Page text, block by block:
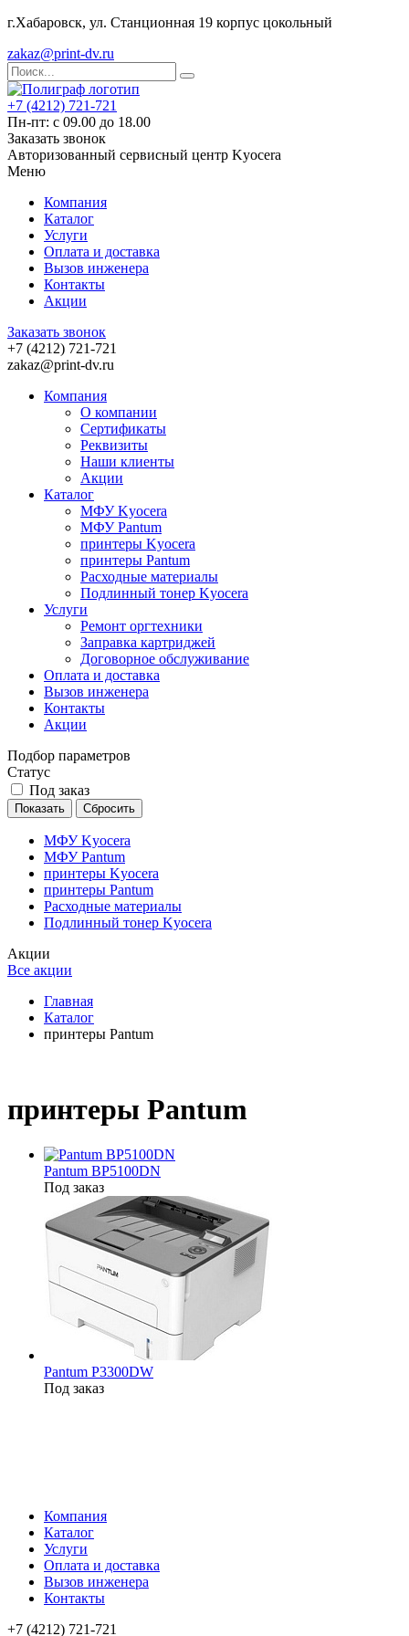
г.Хабаровск, ул. Станционная 19 корпус цокольный
zakaz@print-dv.ru
+7 (4212) 721-721
Пн-пт: с 09.00 до 18.00
Заказать звонок
Авторизованный сервисный центр Kyocera
Меню
Компания
Каталог
Услуги
Оплата и доставка
Вызов инженера
Контакты
Акции
Заказать звонок
+7 (4212) 721-721
zakaz@print-dv.ru
Компания
О компании
Сертификаты
Реквизиты
Наши клиенты
Акции
Каталог
МФУ Kyocera
МФУ Pantum
принтеры Kyocera
принтеры Pantum
Расходные материалы
Подлинный тонер Kyocera
Услуги
Ремонт оргтехники
Заправка картриджей
Договорное обслуживание
Оплата и доставка
Вызов инженера
Контакты
Акции
Подбор параметров
Статус
Под заказ
МФУ Kyocera
МФУ Pantum
принтеры Kyocera
принтеры Pantum
Расходные материалы
Подлинный тонер Kyocera
Акции
Все акции
Главная
Каталог
принтеры Pantum
принтеры Pantum
Pantum BP5100DN
Под заказ
Pantum P3300DW
Под заказ
Компания
Каталог
Услуги
Оплата и доставка
Вызов инженера
Контакты
+7 (4212) 721-721